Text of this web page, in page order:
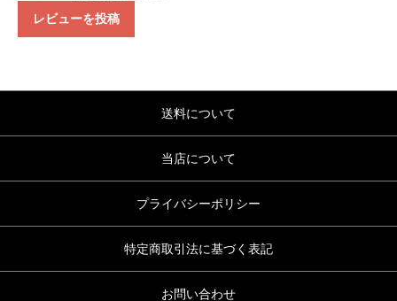
レビューを投稿
送料について
当店について
プライバシーポリシー
特定商取引法に基づく表記
お問い合わせ